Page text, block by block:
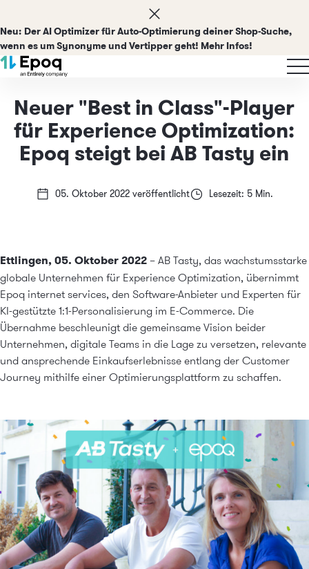
Neu: Der AI Optimizer für Auto-Optimierung deiner Shop-Suche,
wenn es um Synonyme und Vertipper geht! Mehr Infos!
Neuer "Best in Class"-Player
für Experience Optimization:
Epoq steigt bei AB Tasty ein
05. Oktober 2022 veröffentlicht Lesezeit: 5 Min.
Ettlingen, 05. Oktober 2022 – AB Tasty, das wachstumsstarke
globale Unternehmen für Experience Optimization, übernimmt
Epoq internet services, den Software-Anbieter und Experten für
KI-gestützte 1:1-Personalisierung im E-Commerce. Die
Übernahme beschleunigt die gemeinsame Vision beider
Unternehmen, digitale Teams in die Lage zu versetzen, relevante
und ansprechende Einkaufserlebnisse entlang der Customer
Journey mithilfe einer Optimierungsplattform zu schaffen.